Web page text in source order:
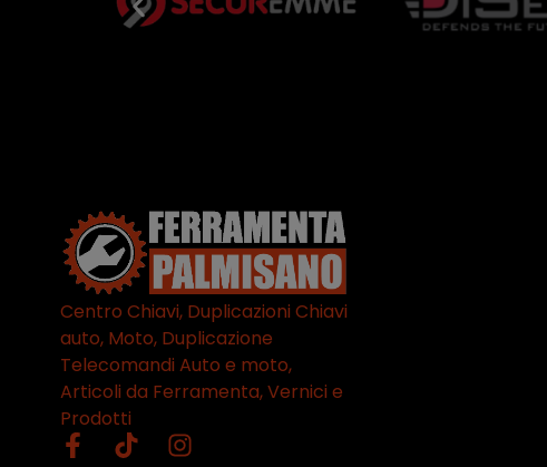
Centro Chiavi, Duplicazioni Chiavi
auto, Moto, Duplicazione
Telecomandi Auto e moto,
Articoli da Ferramenta, Vernici e
Prodotti